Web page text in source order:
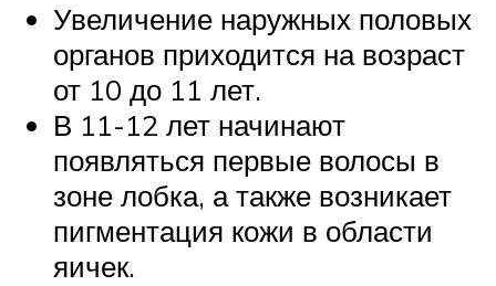
Увеличение наружных половых
органов приходится на возраст
от 10 до 11 лет.
В 11-12 лет начинают
появляться первые волосы в
зоне лобка, а также возникает
пигментация кожи в области
яичек.